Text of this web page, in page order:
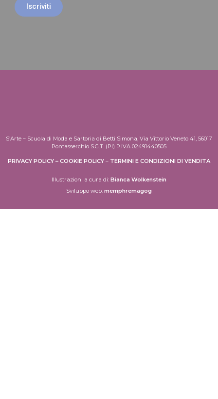
Iscriviti
S’Arte – Scuola di Moda e Sartoria di Betti Simona, Via Vittorio Veneto 41, 56017
Pontasserchio S.G.T. (PI) P.IVA 02491440505
PRIVACY POLICY – COOKIE POLICY – TERMINI E CONDIZIONI DI VENDITA
Illustrazioni a cura di: Bianca Wolkenstein
Sviluppo web: memphremagog